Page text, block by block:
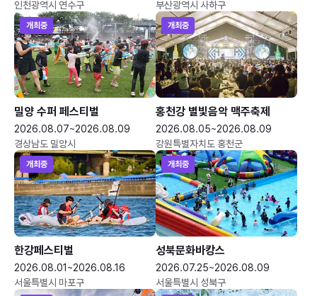
인천광역시 연수구
부산광역시 사하구
개최중
밀양 수퍼 페스티벌
2026.08.07~2026.08.09
경상남도 밀양시
개최중
홍천강 별빛음악 맥주축제
2026.08.05~2026.08.09
강원특별자치도 홍천군
개최중
한강페스티벌
2026.08.01~2026.08.16
서울특별시 마포구
개최중
성북문화바캉스
2026.07.25~2026.08.09
서울특별시 성북구